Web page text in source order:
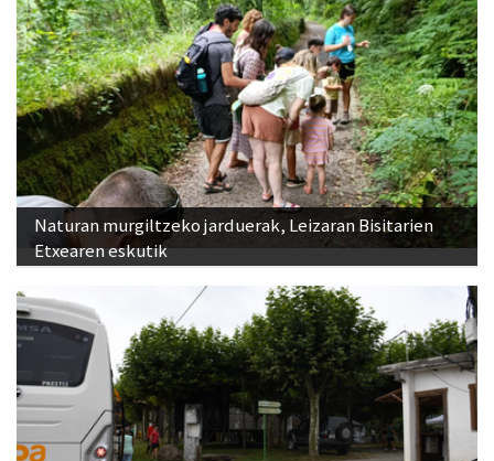
Naturan murgiltzeko jarduerak, Leizaran Bisitarien
Etxearen eskutik